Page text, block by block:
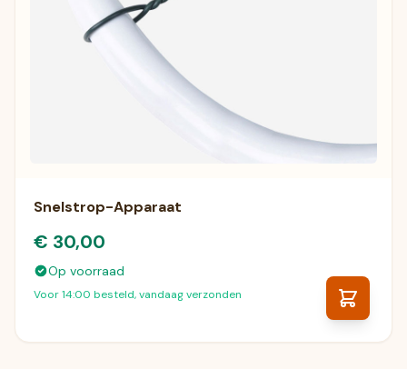
Snelstrop-Apparaat
€ 30,00
Op voorraad
Voor 14:00 besteld, vandaag verzonden